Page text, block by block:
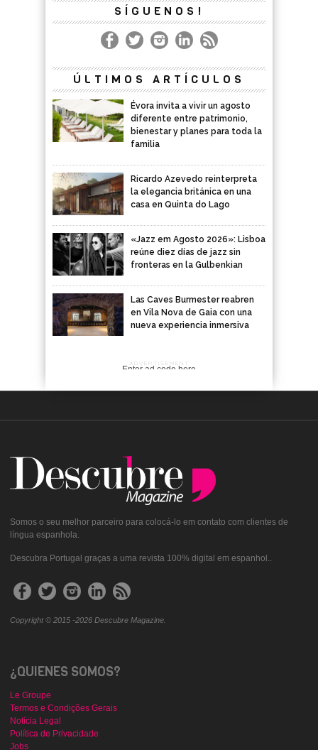
SÍGUENOS!
ÚLTIMOS ARTÍCULOS
Évora invita a vivir un agosto
diferente entre patrimonio,
bienestar y planes para toda la
familia
Ricardo Azevedo reinterpreta
la elegancia británica en una
casa en Quinta do Lago
«Jazz em Agosto 2026»: Lisboa
reúne diez días de jazz sin
fronteras en la Gulbenkian
Las Caves Burmester reabren
en Vila Nova de Gaia con una
nueva experiencia inmersiva
ADVERTISEMENT
Enter ad code here
Somos o seu melhor parceiro para colocá-lo em contato com clientes de
língua espanhola.
Descubra Portugal graças a uma revista 100% digital em espanhol..
Copyright © 2015 -2026 Descubre Magazine.
¿QUIENES SOMOS?
Le Groupe
Termos e Condições Gerais
Notícia Legal
Política de Privacidade
Jobs